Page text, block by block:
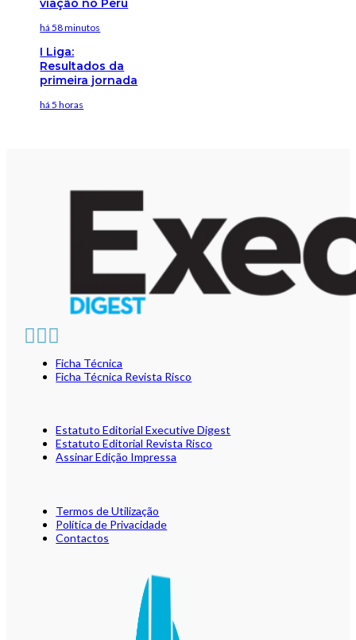
há 58 minutos
I Liga:
Resultados da
primeira jornada
há 5 horas
Ficha Técnica
Ficha Técnica Revista Risco
Estatuto Editorial Executive Digest
Estatuto Editorial Revista Risco
Assinar Edição Impressa
Termos de Utilização
Política de Privacidade
Contactos